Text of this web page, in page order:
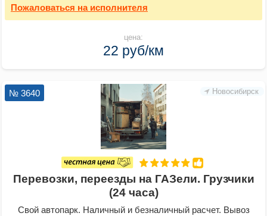
Пожаловаться на исполнителя
цена:
22 руб/км
Новосибирск
№ 3640
Перевозки, переезды на ГАЗели. Грузчики
(24 часа)
Свой автопарк. Наличный и безналичный расчет. Вывоз